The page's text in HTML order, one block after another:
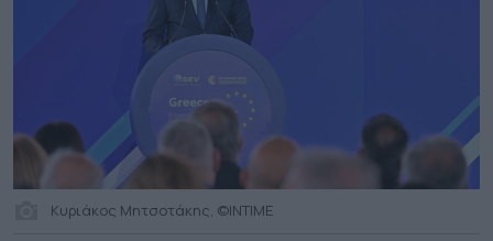
Κυριάκος Μητσοτάκης, ©INTIME